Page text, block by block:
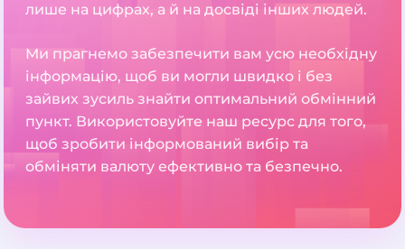
лише на цифрах, а й на досвіді інших людей.
Ми прагнемо забезпечити вам усю необхідну
інформацію, щоб ви могли швидко і без
зайвих зусиль знайти оптимальний обмінний
пункт. Використовуйте наш ресурс для того,
щоб зробити інформований вибір та
обміняти валюту ефективно та безпечно.